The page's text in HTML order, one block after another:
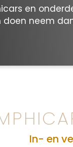
en
neem
In- en